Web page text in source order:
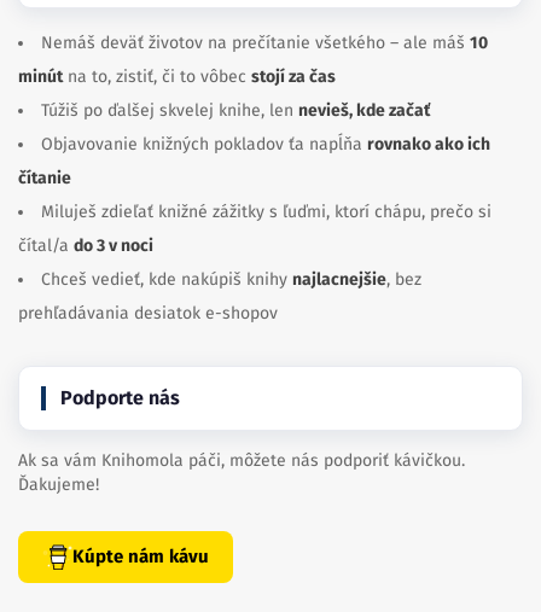
Nemáš deväť životov na prečítanie všetkého – ale máš 10
minútna to, zistiť, či to vôbec stojí za čas
Túžiš po ďalšej skvelej knihe, len nevieš, kde začať
Objavovanie knižných pokladov ťa napĺňa rovnako ako ich
čítanie
Miluješ zdieľať knižné zážitky s ľuďmi, ktorí chápu, prečo si
čítal/a do 3 v noci
Chceš vedieť, kde nakúpiš knihy najlacnejšie, bez
prehľadávania desiatok e-shopov
Podporte nás
Ak sa vám Knihomola páči, môžete nás podporiť kávičkou.
Ďakujeme!
Kúpte nám kávu